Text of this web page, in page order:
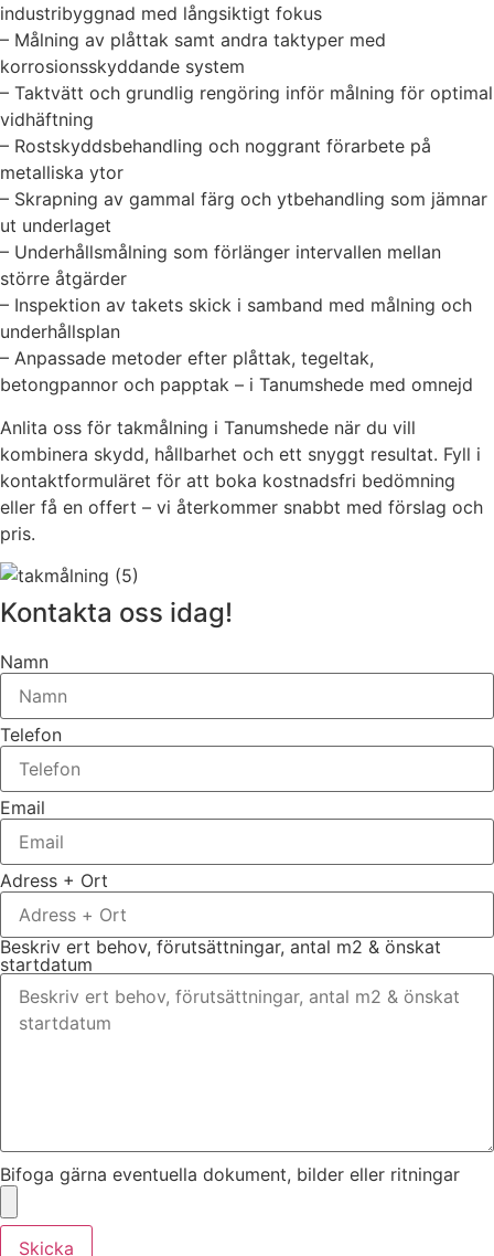
industribyggnad med långsiktigt fokus
– Målning av plåttak samt andra taktyper med
korrosionsskyddande system
– Taktvätt och grundlig rengöring inför målning för optimal
vidhäftning
– Rostskyddsbehandling och noggrant förarbete på
metalliska ytor
– Skrapning av gammal färg och ytbehandling som jämnar
ut underlaget
– Underhållsmålning som förlänger intervallen mellan
större åtgärder
– Inspektion av takets skick i samband med målning och
underhållsplan
– Anpassade metoder efter plåttak, tegeltak,
betongpannor och papptak – i Tanumshede med omnejd
Anlita oss för takmålning i Tanumshede när du vill
kombinera skydd, hållbarhet och ett snyggt resultat. Fyll i
kontaktformuläret för att boka kostnadsfri bedömning
eller få en offert – vi återkommer snabbt med förslag och
pris.
Kontakta oss idag!
Namn
Telefon
Email
Adress + Ort
Beskriv ert behov, förutsättningar, antal m2 & önskat
startdatum
Bifoga gärna eventuella dokument, bilder eller ritningar
Skicka